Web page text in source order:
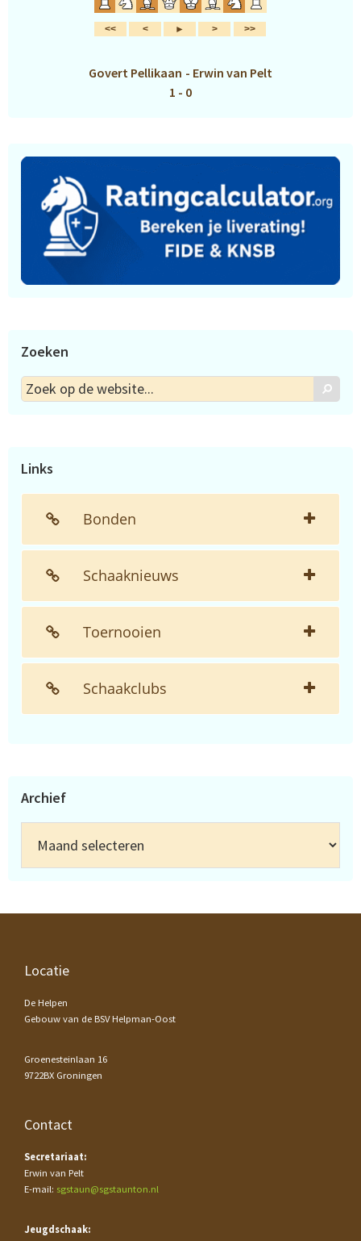
Govert Pellikaan - Erwin van Pelt
1 - 0
Zoeken
Zoek
op
Zoek
Links
Bonden
Schaaknieuws
Toernooien
Schaakclubs
Archief
Footer
Locatie
De Helpen
Gebouw van de BSV Helpman-Oost
Groenesteinlaan 16
9722BX Groningen
Contact
Secretariaat:
Erwin van Pelt
E-mail: sgstaun@sgstaunton.nl
Jeugdschaak: